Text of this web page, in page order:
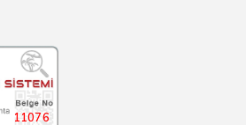
11076